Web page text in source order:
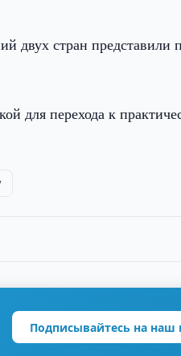
двух стран представили
для перехода к
Подписывайтесь на наш